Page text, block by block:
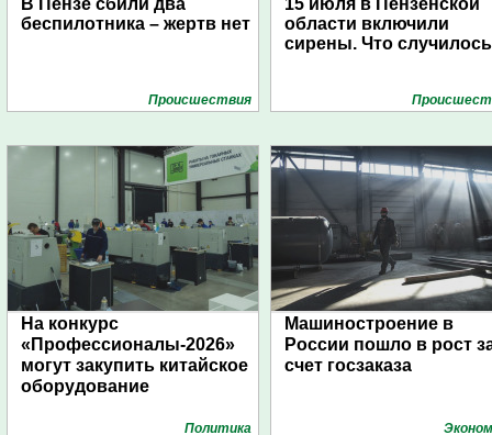
В Пензе сбили два
беспилотника – жертв нет
Проиcшествия
15 июля в Пензенской
области включили
сирены. Что
На конкурс
«Профессионалы-2026»
могут закупить китайское
оборудование
Политика
Машиностроение в
России пошло в рост
счет госзаказа